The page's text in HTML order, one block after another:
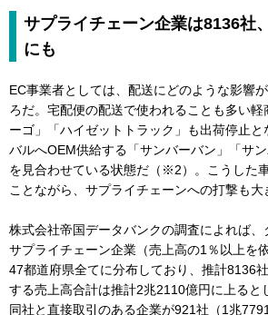
サプライチェーン企業は8136社
にも
EC事業者としては、配送にどのような影響
ろだ。宅配便の配送で使われることも多い軽
ーゴ」「ハイゼットトラック」も出荷停止と
バルへOEM供給する「サンバーバン」「サ
を見合わせている状態だ（※2）。こうした
ことながら、サプライチェーンへの打撃も大
株式会社帝国データバンクの調査によれば
サプライチェーン企業（売上高の1％以上を
47都道府県全てに分布しており、推計8136
する売上高合計は推計2兆2110億円に上ると
同社と直接取引のある企業が921社（1兆